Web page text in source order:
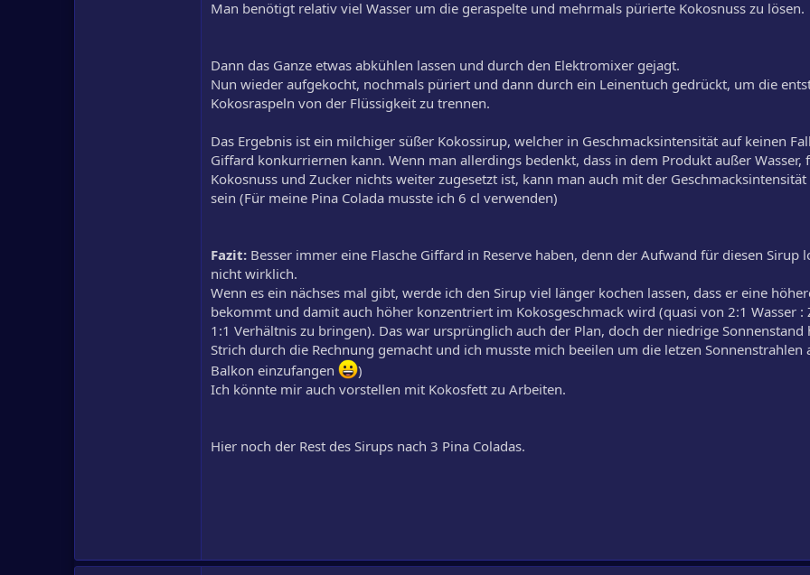
Man benötigt relativ viel Wasser um die geraspelte und mehrmals pürierte Kokosnuss zu lösen.
Dann das Ganze etwas abkühlen lassen und durch den Elektromixer gejagt.
Nun wieder aufgekocht, nochmals püriert und dann durch ein Leinentuch gedrückt, um die
Kokosraspeln von der Flüssigkeit zu trennen.
Das Ergebnis ist ein milchiger süßer Kokossirup, welcher in Geschmacksintensität auf keinen
Giffard konkurriernen kann. Wenn man allerdings bedenkt, dass in dem Produkt außer Wasser,
Kokosnuss und Zucker nichts weiter zugesetzt ist, kann man auch mit der
sein (Für meine Pina Colada musste ich 6 cl verwenden)
Fazit: Besser immer eine Flasche Giffard in Reserve haben, denn der Aufwand für diesen Sirup
nicht wirklich.
Wenn es ein nächses mal gibt, werde ich den Sirup viel länger kochen lassen, dass er eine
bekommt und damit auch höher konzentriert im Kokosgeschmack wird (quasi von 2:1 Wasser :
1:1 Verhältnis zu bringen). Das war ursprünglich auch der Plan, doch der niedrige Sonnenstand
Strich durch die Rechnung gemacht und ich musste mich beeilen um die letzen Sonnenstrahlen
Balkon einzufangen
)
Ich könnte mir auch vorstellen mit Kokosfett zu Arbeiten.
Hier noch der Rest des Sirups nach 3 Pina Coladas.